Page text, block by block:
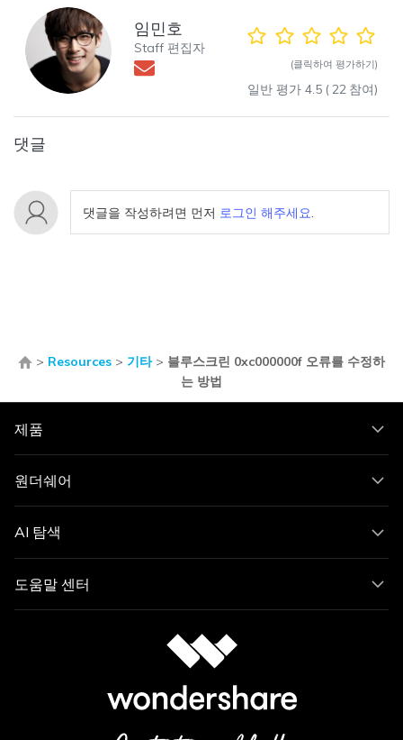
임민호
Staff 편집자
(클릭하여 평가하기)
일반 평가 4.5 (22 참여)
댓글
댓글을 작성하려면 먼저 로그인 해주세요
> Resources > 기타> 블루스크린 0xc000000f 오류를 수정하
는 방법
제품
원더쉐어
AI 탐색
도움말 센터